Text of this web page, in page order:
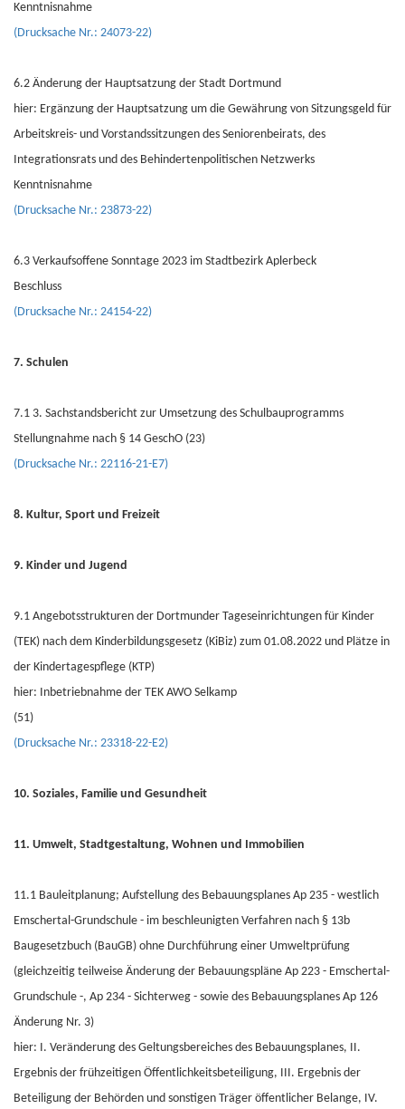
Kenntnisnahme
(Drucksache Nr.: 24073-22)
6.2 Änderung der Hauptsatzung der Stadt Dortmund
hier: Ergänzung der Hauptsatzung um die Gewährung von Sitzungsgeld für
Arbeitskreis- und Vorstandssitzungen des Seniorenbeirats, des
Integrationsrats und des Behindertenpolitischen Netzwerks
Kenntnisnahme
(Drucksache Nr.: 23873-22)
6.3 Verkaufsoffene Sonntage 2023 im Stadtbezirk Aplerbeck
Beschluss
(Drucksache Nr.: 24154-22)
7. Schulen
7.1 3. Sachstandsbericht zur Umsetzung des Schulbauprogramms
Stellungnahme nach § 14 GeschO (23)
(Drucksache Nr.: 22116-21-E7)
8. Kultur, Sport und Freizeit
9. Kinder und Jugend
9.1 Angebotsstrukturen der Dortmunder Tageseinrichtungen für Kinder
(TEK) nach dem Kinderbildungsgesetz (KiBiz) zum 01.08.2022 und Plätze in
der Kindertagespflege (KTP)
hier: Inbetriebnahme der TEK AWO Selkamp
(51)
(Drucksache Nr.: 23318-22-E2)
10. Soziales, Familie und Gesundheit
11. Umwelt, Stadtgestaltung, Wohnen und Immobilien
11.1 Bauleitplanung; Aufstellung des Bebauungsplanes Ap 235 - westlich
Emschertal-Grundschule - im beschleunigten Verfahren nach § 13b
Baugesetzbuch (BauGB) ohne Durchführung einer Umweltprüfung
(gleichzeitig teilweise Änderung der Bebauungspläne Ap 223 - Emschertal-
Grundschule -, Ap 234 - Sichterweg - sowie des Bebauungsplanes Ap 126
Änderung Nr. 3)
hier: I. Veränderung des Geltungsbereiches des Bebauungsplanes, II.
Ergebnis der frühzeitigen Öffentlichkeitsbeteiligung, III. Ergebnis der
Beteiligung der Behörden und sonstigen Träger öffentlicher Belange, IV.